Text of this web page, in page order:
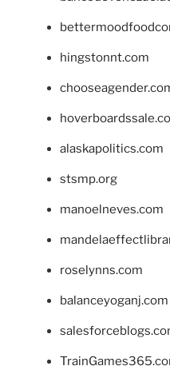
hingstonnt.com
alaskapolitics.com
stsmp.org
manoelneves.com
roselynns.com
balanceyoganj.com